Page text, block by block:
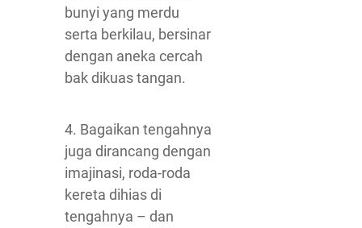
bunyi yang merdu
serta berkilau, bersinar
dengan aneka cercah
bak dikuas tangan.
4. Bagaikan tengahnya
juga dirancang dengan
imajinasi, roda-roda
kereta dihias di
tengahnya – dan